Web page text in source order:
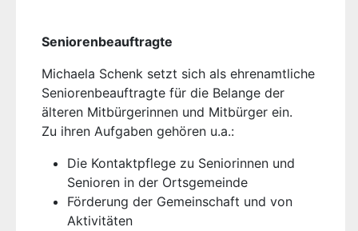
Seniorenbeauftragte
Michaela Schenk setzt sich als ehrenamtliche
Seniorenbeauftragte für die Belange der
älteren Mitbürgerinnen und Mitbürger ein.
Zu ihren Aufgaben gehören u.a.:
Die Kontaktpflege zu Seniorinnen und
Senioren in der Ortsgemeinde
Förderung der Gemeinschaft und von
Aktivitäten